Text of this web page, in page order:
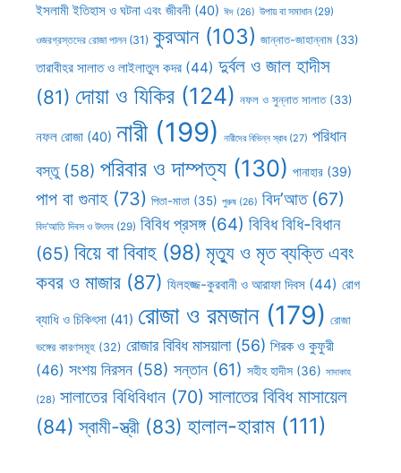
ইসলামী ইতিহাস ও ঘটনা এবং জীবনী (40) ঈদ (26) উপায় বা সমাধান(29)
ওজরগ্রস্তদের রোজা পালন(31) কুরআন(103) জান্নাত-জাহান্নাম (33)
তারাবীহর সালাত ও লাইলাতুল কদর (44) দুর্বল ও জাল হাদীস
(81) দোয়া ও যিকির (124) নফল ও সুন্নাত সালাত(33)
নফল রোজা (40) নারী(199) নারীদের বিভিন্ন স্রাব(27) পরিধান
বস্তু(58) পরিবার ও দাম্পত্য (130) পানাহার (39)
পাপ বা গুনাহ(73) পিতা-মাতা (35) পুরুষ (26) বিদ’আত(67)
বিদ’আতি দিবস ও উৎসব (29) বিবিধ প্রসঙ্গ(64) বিবিধ বিধি-বিধান
(65) বিয়ে বা বিবাহ (98) মৃত্যু ও মৃত ব্যক্তি এবং
কবর ও মাজার (87) যিলহজ্জ-কুরবানী ও আরাফা দিবস (44) রোগ
ব্যাধি ও চিকিৎসা (41) রোজা ও রমজান(179) রোজা
ভঙ্গের কারণসমূহ (32) রোজার বিবিধ মাসয়ালা(56) শিরক ও কুফুরী
(46) সংশয় নিরসন (58) সন্তান (61) সহীহ হাদীস (36) সাদাকাহ
(28) সালাতের বিধিবিধান (70) সালাতের বিবিধ মাসায়েল
(84) স্বামী-স্ত্রী (83) হালাল-হারাম (111)